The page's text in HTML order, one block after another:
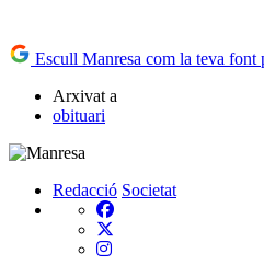
Escull Manresa com la teva font
Arxivat a
obituari
Redacció Societat